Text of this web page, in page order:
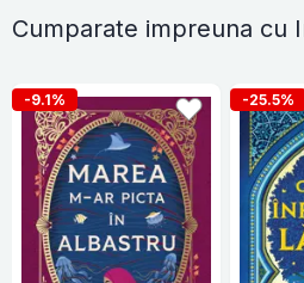
Cumparate impreuna cu
-9.1% -25.5%